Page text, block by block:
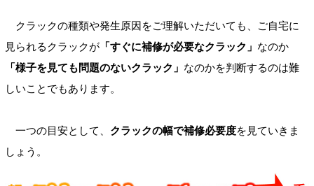
クラックの種類や発生原因をご理解いただいても、ご自宅に
見られるクラックが 「すぐに補修が必要なクラック」 なのか
「様子を見ても問題のないクラック」 なのかを判断するのは難
しいことでもあります。
一つの目安として、 クラックの幅で補修必要度を見ていきま
しょう。